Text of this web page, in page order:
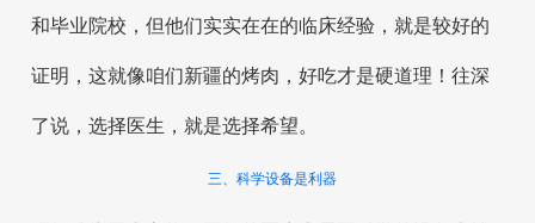
和毕业院校，但他们实实在在的临床经验，就是较好的
证明，这就像咱们新疆的烤肉，好吃才是硬道理！往深
了说，选择医生，就是选择希望。
三、科学设备是利器